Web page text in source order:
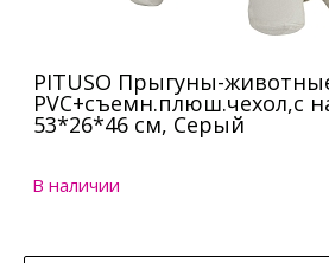
PITUSO Прыгуны-
PVC+съемн.плюш.чехол,с
53*26*46 см, Серый
В наличии